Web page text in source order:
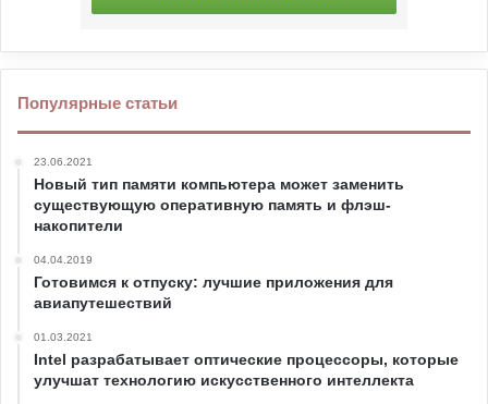
Популярные статьи
23.06.2021
Новый тип памяти компьютера может заменить
существующую оперативную память и флэш-
накопители
04.04.2019
Готовимся к отпуску: лучшие приложения для
авиапутешествий
01.03.2021
Intel разрабатывает оптические процессоры, которые
улучшат технологию искусственного интеллекта